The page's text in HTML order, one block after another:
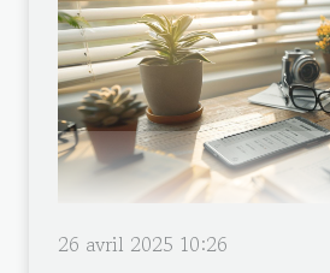
26 avril 2025 10:26